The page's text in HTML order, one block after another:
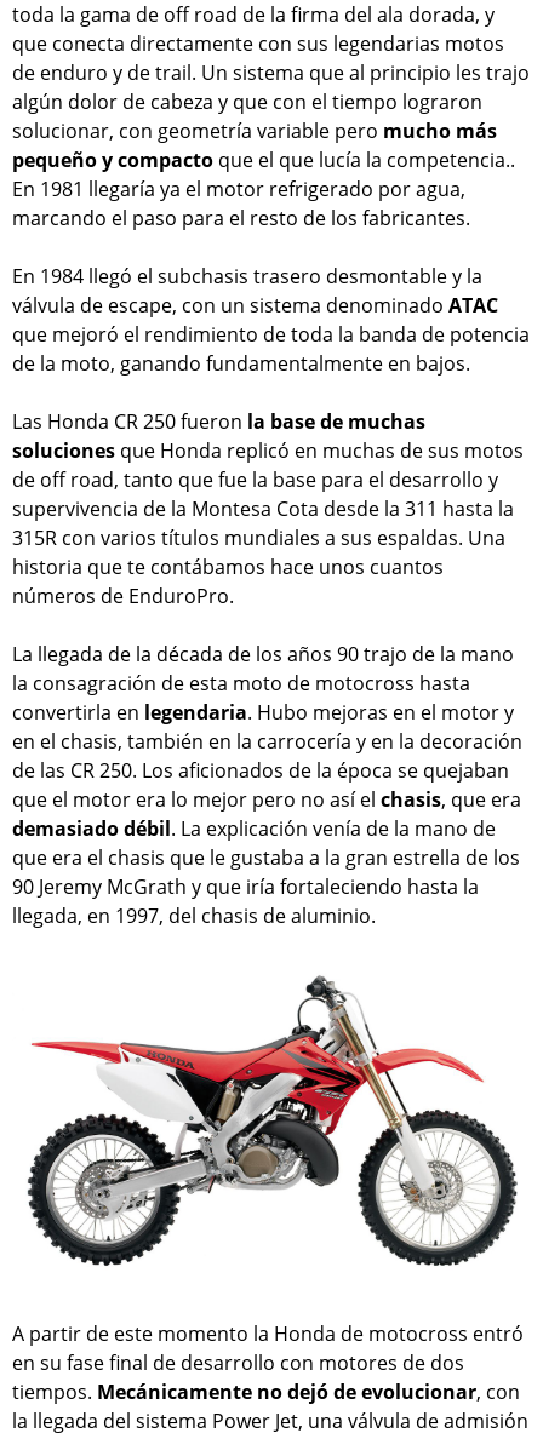
toda la gama de off road de la firma del ala dorada, y
que conecta directamente con sus legendarias motos
de enduro y de trail. Un sistema que al principio les trajo
algún dolor de cabeza y que con el tiempo lograron
solucionar, con geometría variable pero mucho más
pequeño y compacto que el que lucía la competencia..
En 1981 llegaría ya el motor refrigerado por agua,
marcando el paso para el resto de los fabricantes.
En 1984 llegó el subchasis trasero desmontable y la
válvula de escape, con un sistema denominado ATAC
que mejoró el rendimiento de toda la banda de potencia
de la moto, ganando fundamentalmente en bajos.
Las Honda CR 250 fueron la base de muchas
soluciones que Honda replicó en muchas de sus motos
de off road, tanto que fue la base para el desarrollo y
supervivencia de la Montesa Cota desde la 311 hasta la
315R con varios títulos mundiales a sus espaldas. Una
historia que te contábamos hace unos cuantos
números de EnduroPro.
La llegada de la década de los años 90 trajo de la mano
la consagración de esta moto de motocross hasta
convertirla en legendaria. Hubo mejoras en el motor y
en el chasis, también en la carrocería y en la decoración
de las CR 250. Los aficionados de la época se quejaban
que el motor era lo mejor pero no así el chasis, que era
demasiado débil. La explicación venía de la mano de
que era el chasis que le gustaba a la gran estrella de los
90 Jeremy McGrath y que iría fortaleciendo hasta la
llegada, en 1997, del chasis de aluminio.
A partir de este momento la Honda de motocross entró
en su fase final de desarrollo con motores de dos
tiempos. Mecánicamente no dejó de evolucionar, con
la llegada del sistema Power Jet, una válvula de admisión